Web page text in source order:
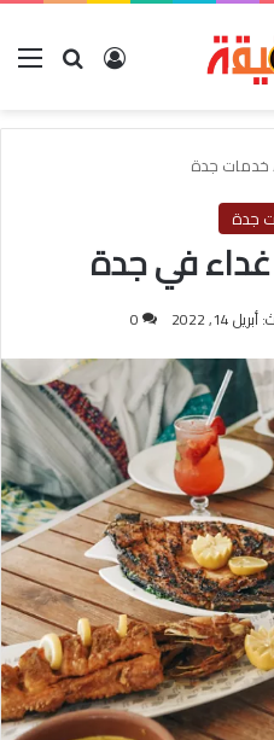
بحث عنتسجيل
خدمات جدة
جدة
في جدة
14, 2022
0